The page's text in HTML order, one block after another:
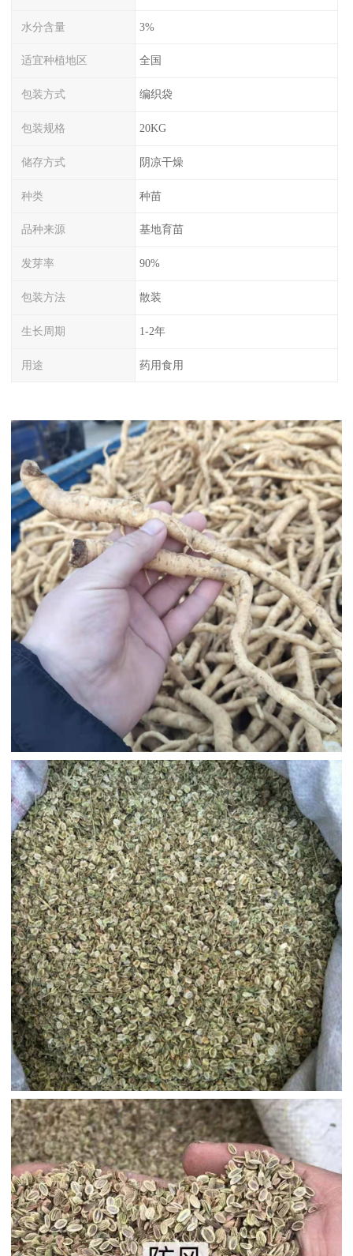
水分含量 3%
适宜种植地区 全国
包装方式 编织袋
包装规格 20KG
储存方式 阴凉干燥
种类 种苗
品种来源 基地育苗
发芽率 90%
包装方法 散装
生长周期 1-2年
用途 药用食用